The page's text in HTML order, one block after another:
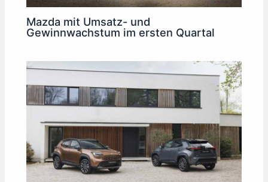
Mazda mit Umsatz- und
Gewinnwachstum im ersten Quartal